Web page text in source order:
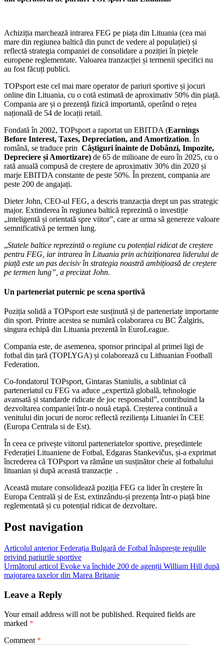
Achiziția marchează intrarea FEG pe piața din Lituania (cea mai
mare din regiunea baltică din punct de vedere al populației) și
reflectă strategia companiei de consolidare a poziției în piețele
europene reglementate. Valoarea tranzacției și termenii specifici nu
au fost făcuți publici.
TOPsport este cel mai mare operator de pariuri sportive și jocuri
online din Lituania, cu o cotă estimată de aproximativ 50% din piață.
Compania are și o prezență fizică importantă, operând o rețea
națională de 54 de locații retail.
Fondată în 2002, TOPsport a raportat un EBITDA (Earnings
Before Interest, Taxes, Depreciation, and Amortization. În
română, se traduce prin Câștiguri înainte de Dobânzi, Impozite,
Depreciere și Amortizare) de 65 de milioane de euro în 2025, cu o
rată anuală compusă de creștere de aproximativ 30% din 2020 și
marje EBITDA constante de peste 50%. În prezent, compania are
peste 200 de angajați.
Dieter John, CEO-ul FEG, a descris tranzacția drept un pas strategic
major. Extinderea în regiunea baltică reprezintă o investiție
„inteligentă și orientată spre viitor”, care ar urma să genereze valoare
semnificativă pe termen lung.
„Statele baltice reprezintă o regiune cu potențial ridicat de creștere
pentru FEG, iar intrarea în Lituania prin achiziționarea liderului de
piață este un pas decisiv în strategia noastră ambițioasă de creștere
pe termen lung”, a precizat John.
Un parteneriat puternic pe scena sportivă
Poziția solidă a TOPsport este susținută și de parteneriate importante
din sport. Printre acestea se numără colaborarea cu BC Žalgiris,
singura echipă din Lituania prezentă în EuroLeague.
Compania este, de asemenea, sponsor principal al primei ligi de
fotbal din țară (TOPLYGA) și colaborează cu Lithuanian Football
Federation.
Co-fondatorul TOPsport, Gintaras Staniulis, a subliniat că
parteneriatul cu FEG va aduce „expertiză globală, tehnologie
avansată și standarde ridicate de joc responsabil”, contribuind la
dezvoltarea companiei într-o nouă etapă. Creșterea continuă a
venitului din jocuri de noroc reflectă reziliența Lituaniei în CEE
(Europa Centrala si de Est).
În ceea ce privește viitorul parteneriatelor sportive, președintele
Federației Lituaniene de Fotbal, Edgaras Stankevičus, și-a exprimat
încrederea că TOPsport va rămâne un susținător cheie al fotbalului
lituanian și după această tranzacție .
Această mutare consolidează poziția FEG ca lider în creștere în
Europa Centrală și de Est, extinzându-și prezența într-o piață bine
reglementată și cu potențial ridicat de dezvoltare.
Post navigation
Articolul anterior Federația Bulgară de Fotbal înăsprește regulile
privind pariurile sportive
Următorul articol Evoke va închide 200 de agenții William Hill după
majorarea taxelor din Marea Britanie
Leave a Reply
Your email address will not be published. Required fields are
marked *
Comment *